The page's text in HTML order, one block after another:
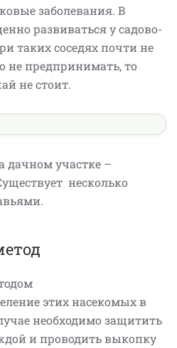
заболевания. В
развиваться у садово-
таких соседях почти не
не предпринимать, то
не стоит.
дачном участке –
несколько
этих насекомых в
необходимо защитить
и проводить выкопку